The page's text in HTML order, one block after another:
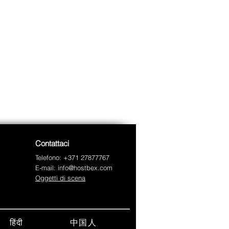
Contattaci
Telefono: +371 27877767
E-mail: info@hostbex.com
Oggetti di scena
Italiano
हिंदी English
中国人